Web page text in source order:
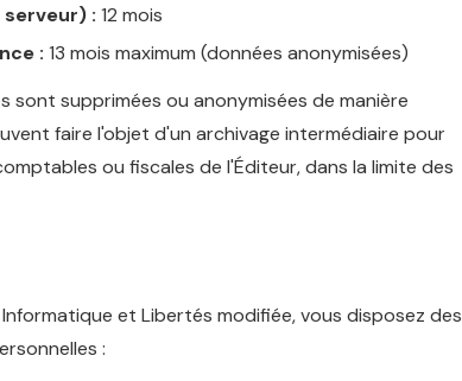
serveur) : 12 mois
: 13 mois maximum (données anonymisées)
sont supprimées ou anonymisées de manière
faire l'objet d'un archivage intermédiaire pour
ou fiscales de l'Éditeur, dans la limite des
et Libertés modifiée, vous disposez des
: